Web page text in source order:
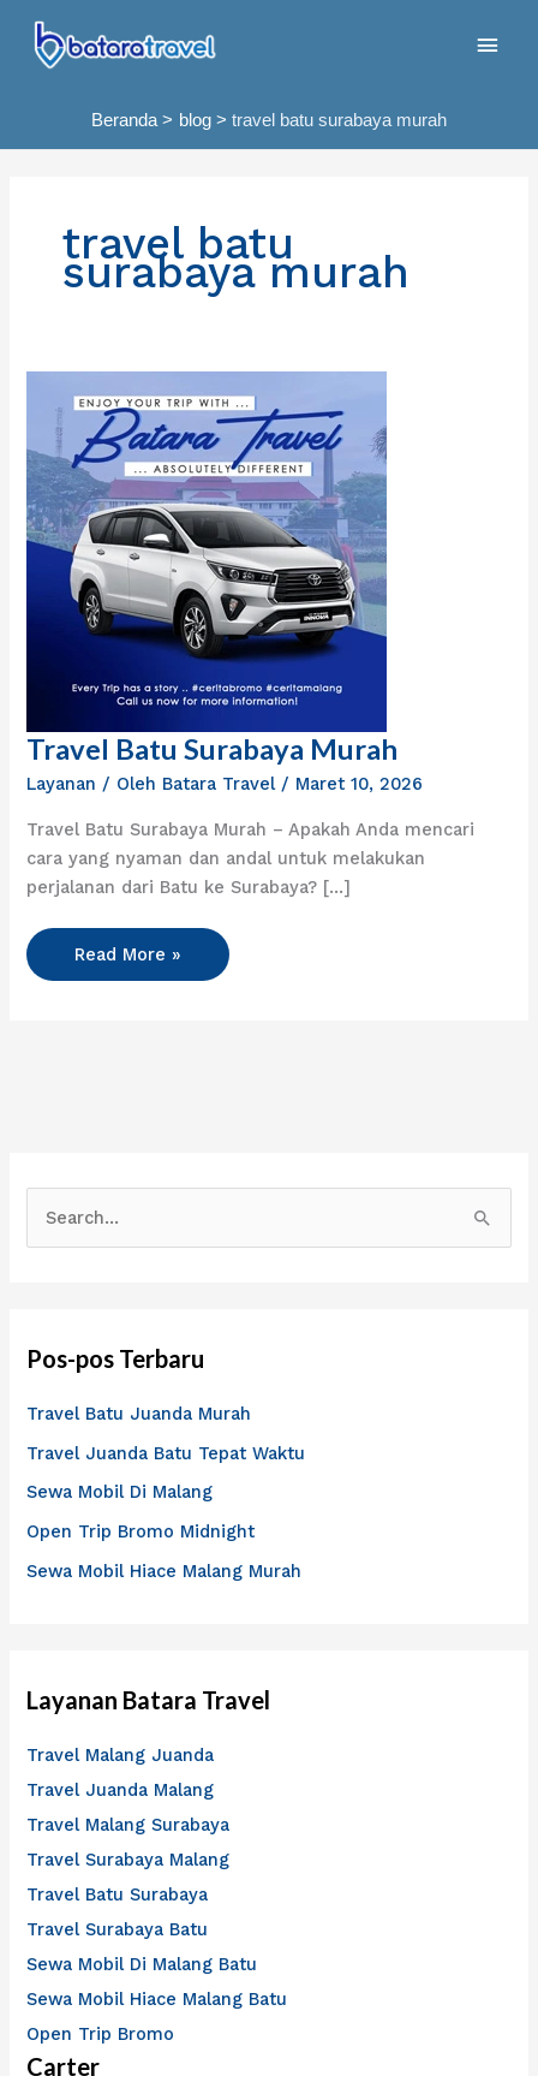
konten
Beranda blog travel batu surabaya murah
travel batu
surabaya murah
Travel Batu Surabaya Murah
Layanan / Oleh Batara Travel / Maret 10, 2026
Travel Batu Surabaya Murah – Apakah Anda mencari
cara yang nyaman dan andal untuk melakukan
perjalanan dari Batu ke Surabaya? […]
Travel
Batu
Murah
Read More »
u
u
k
:
Pos-pos Terbaru
Travel Batu Juanda Murah
Travel Juanda Batu Tepat Waktu
Sewa Mobil Di Malang
Open Trip Bromo Midnight
Sewa Mobil Hiace Malang Murah
Layanan Batara Travel
Travel Malang Juanda
Travel Juanda Malang
Travel Malang Surabaya
Travel Surabaya Malang
Travel Batu Surabaya
Travel Surabaya Batu
Sewa Mobil Di Malang Batu
Sewa Mobil Hiace Malang Batu
Open Trip Bromo
Carter